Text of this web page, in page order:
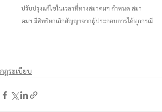
ปรับปรุงแก้ไขในเวลาที่ทางสมาคมฯ กำหนด สมา
คมฯ มีสิทธิยกเลิกสัญญาจากผู้ประกอบการได้ทุกกรณี
กฎระเบียบ